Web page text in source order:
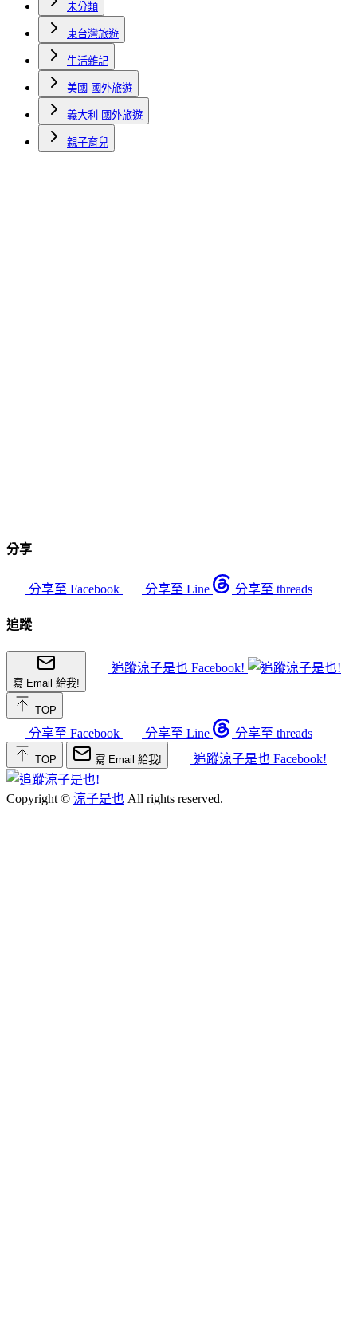
未分類
東台灣旅遊
生活雜記
美國-國外旅遊
義大利-國外旅遊
親子育兒
分享
分享至 Facebook 分享至 Line 分享至 threads
追蹤
寫 Email 給我!
追蹤涼子是也 Facebook!
TOP
分享至 Facebook 分享至 Line 分享至 threads
TOP 寫 Email 給我! 追蹤涼子是也 Facebook!
Copyright © 涼子是也 All rights reserved.